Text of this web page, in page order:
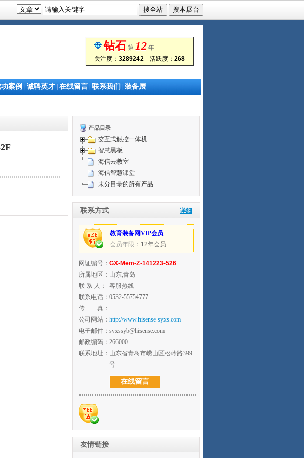
钻石 第 12 年
关注度： 3289242 活跃度： 268
案例 诚聘英才 在线留言 联系我们 装备展
产品目录
交互式触控一体机
智慧黑板
海信云教室
海信智慧课堂
未分目录的所有产品
联系方式 详细
教育装备网VIP会员
会员年限： 12年会员
网证编号： GX-Mem-Z-141223-526
所属地区： 山东,青岛
联 系 人：
客服热线
联系电话： 0532-55754777
传 真：
公司网站： http://www.hisense-syxs.com
电子邮件： syxssyb@hisense.com
邮政编码： 266000
联系地址： 山东省青岛市崂山区松岭路399
号
在线留言
友情链接